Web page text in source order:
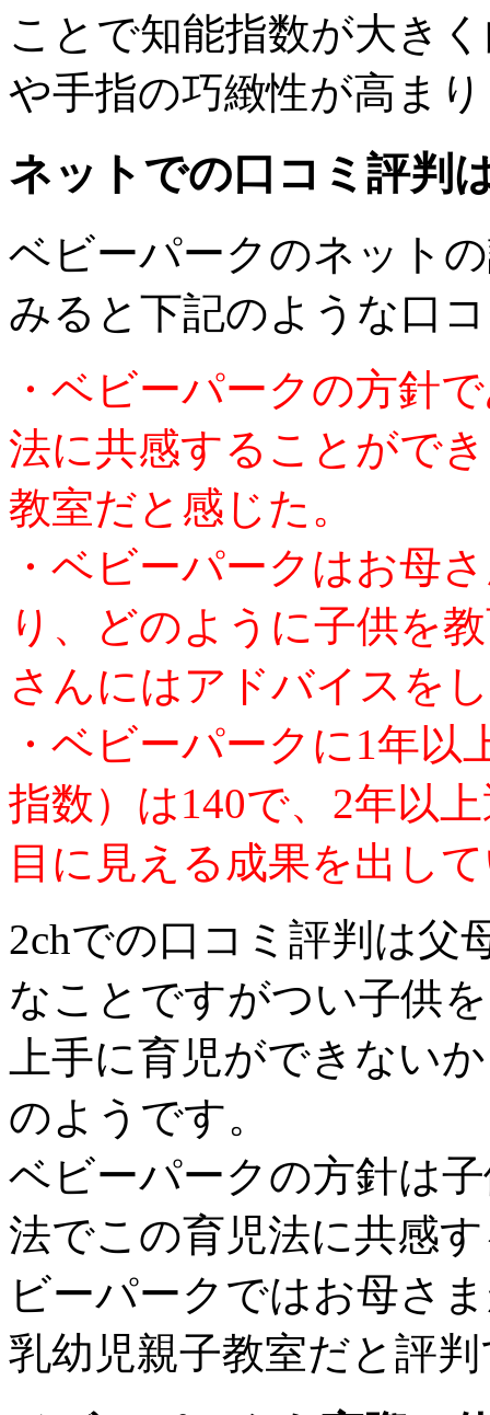
ことで知能指数が大き
や手指の巧緻性が高ま
ネットでの口コミ評判
ベビーパークのネット
みると下記のような口
・ベビーパークの方針
法に共感することがで
教室だと感じた。
・ベビーパークはお母
り、どのように子供を
さんにはアドバイスを
・ベビーパークに1年
指数）は140で、2年以
目に見える成果を出し
2chでの口コミ評判は父
なことですがつい子供
上手に育児ができない
のようです。
ベビーパークの方針は
法でこの育児法に共感
ビーパークではお母さ
乳幼児親子教室だと評